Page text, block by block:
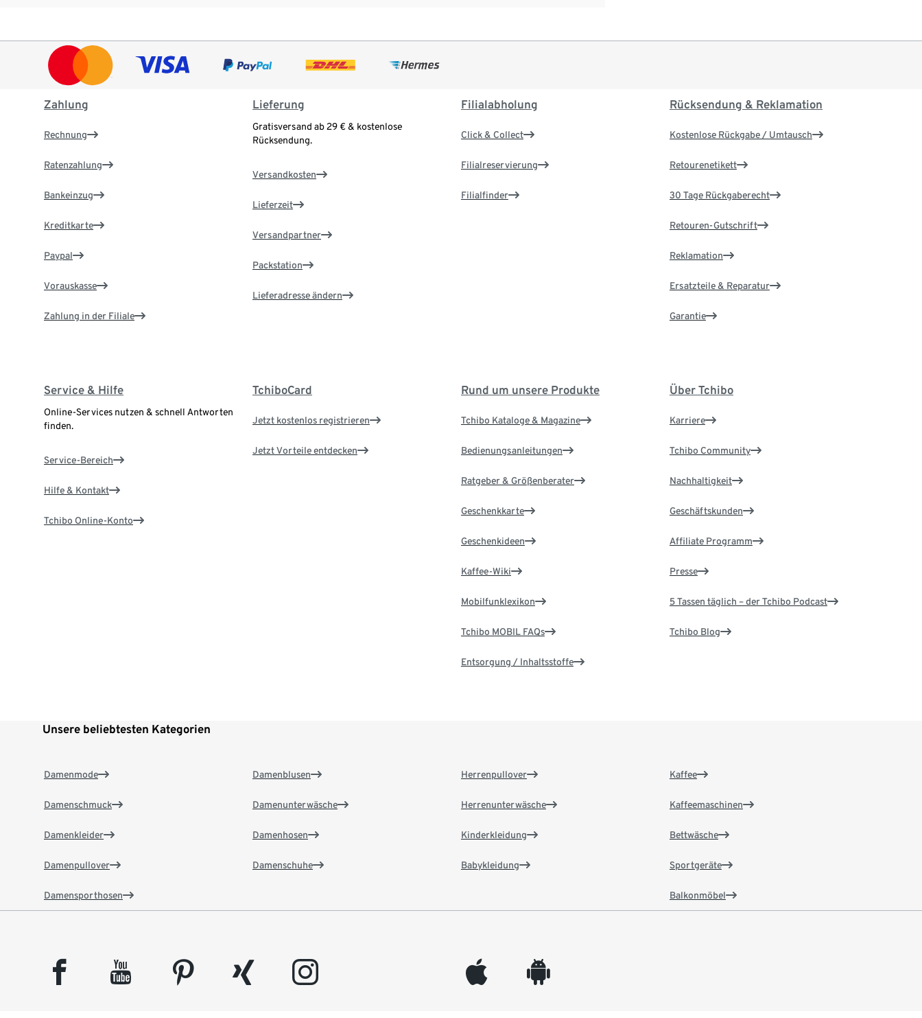
Zahlung
Rechnung
Ratenzahlung
Bankeinzug
Kreditkarte
Paypal
Vorauskasse
Zahlung in der Filiale
Lieferung
Gratisversand ab 29 € & kostenlose
Rücksendung.
Versandkosten
Lieferzeit
Versandpartner
Packstation
Lieferadresse ändern
Filialabholung
Click & Collect
Filialreservierung
Filialfinder
Rücksendung & Reklamation
Kostenlose Rückgabe / Umtausch
Retourenetikett
30 Tage Rückgaberecht
Retouren-Gutschrift
Reklamation
Ersatzteile & Reparatur
Garantie
Service & Hilfe
Online-Services nutzen & schnell Antworten
finden.
Service-Bereich
Hilfe & Kontakt
Tchibo Online-Konto
TchiboCard
Jetzt kostenlos registrieren
Jetzt Vorteile entdecken
Rund um unsere Produkte
Tchibo Kataloge & Magazine
Bedienungsanleitungen
Ratgeber & Größenberater
Geschenkkarte
Geschenkideen
Kaffee-Wiki
Mobilfunklexikon
Tchibo MOBIL FAQs
Entsorgung / Inhaltsstoffe
Über Tchibo
Karriere
Tchibo Community
Nachhaltigkeit
Geschäftskunden
Affiliate Programm
Presse
5 Tassen täglich – der Tchibo Podcast
Tchibo Blog
Unsere beliebtesten Kategorien
Damenmode
Damenschmuck
Damenkleider
Damenpullover
Damensporthosen
Damenblusen
Damenunterwäsche
Damenhosen
Damenschuhe
Herrenpullover
Herrenunterwäsche
Kinderkleidung
Babykleidung
Kaffee
Kaffeemaschinen
Bettwäsche
Sportgeräte
Balkonmöbel
facebook youtube pinterest xing instagram appleinc android